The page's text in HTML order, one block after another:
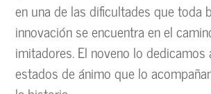
en una de las dificultades que toda
innovación se encuentra en el
imitadores. El noveno lo
estados de ánimo que lo